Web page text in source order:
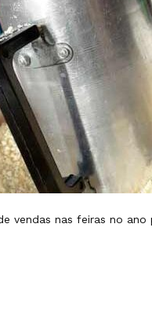
vendas nas feiras no ano